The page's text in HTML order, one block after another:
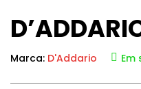
Marca: D'Addario Em